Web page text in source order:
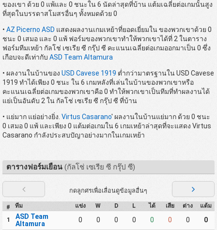
ของเขา ด้วย 0 แพ้และ 0 ชนะใน 6 นัดล่าสุดที่บ้าน แต้มเฉลี่ยต่อเกมนั้นสูง
ที่สุดในบรรดาสโมสรอื่นๆ ทั้งหมดด้วย 0
• AZ Picerno ASD แสดงผลงานเกมเหย้าที่ยอดเยี่ยมใน ของพวกเขาด้วย 0
ชนะ 0 เสมอ และ 0 แพ้ ฟอร์มของพวกเขาทำให้พวกเขาได้ที่ 2 ในตาราง
ฟอร์มทีมเหย้า กัลโช่ เซเรีย ซี กรุ๊ป ซี คะแนนเฉลี่ยต่อเกมออกมาเป็น 0 ซึ่ง
เกือบจะดีเท่ากับ ASD Team Altamura
• ผลงานในบ้านของ USD Cavese 1919 ต่ำกว่ามาตรฐานใน USD Cavese
1919 ทำได้เพียง 0 ชนะ ใน 6 เกมหลังที่เล่นในบ้านของพวกเขาหรือ
คะแนนเฉลี่ยต่อเกมของพวกเขาคือ 0 ทำให้พวกเขาเป็นทีมที่ทำผลงานได้
แย่เป็นอันดับ 2 ใน กัลโช่ เซเรีย ซี กรุ๊ป ซี ที่บ้าน
• แย่มาก แย่อย่างยิ่ง. Virtus Casarano' ผลงานในบ้านแย่มาก ด้วย 0 ชนะ
0 เสมอ 0 แพ้ และเพียง 0 แต้มต่อเกมใน 6 เกมเหย้าล่าสุดที่จะแสดง Virtus
Casarano กำลังประสบปัญาอย่างมากในเกมเหย้า
ตารางฟอร์มเยือน(กัลโช่ เซเรีย ซี กรุ๊ป ซี)
กดลูกศรเพื่อเลื่อนดูข้อมูลอื่นๆ
# ทีม แข่ง W D L ได้ เสีย ต่าง แต้ม
1
ASD Team
Altamura
0 0 0 0 0 0 0 0